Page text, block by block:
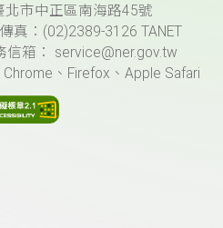
北市中正區南海路45號
真：(02)2389-3126 TANET
箱： service@ner.gov.tw
、Firefox、Apple Safari